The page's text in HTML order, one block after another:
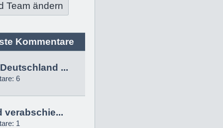
Team ändern
Kommentare
...
6
verabschie...
1